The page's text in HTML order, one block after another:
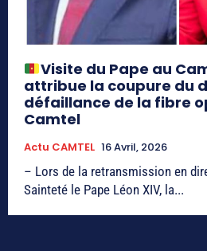
Visite du Pape au
attribue la coupure du
défaillance de la fibre
Camtel
Actu CAMTEL 16 Avril, 2026
– Lors de la retransmission en
Sainteté le Pape Léon XIV, la...